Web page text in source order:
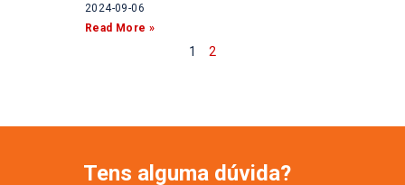
2024-09-06
Read More »
1 2
Tens alguma dúvida?